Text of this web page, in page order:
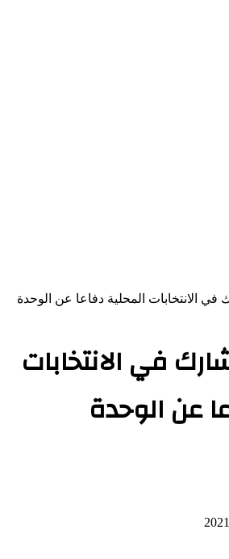
في الانتخابات المحلية دفاعا عن الوحدة
في الانتخابات
عن الوحدة